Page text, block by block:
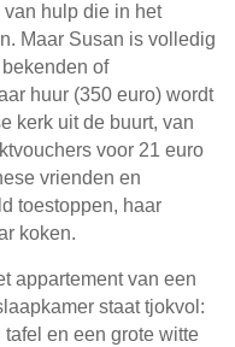
van hulp die in het
Maar Susan is volledig
of
huur (350 euro) wordt
kerk uit de buurt, van
voor 21 euro
vrienden en
toestoppen, haar
koken.
appartement van een
staat tjokvol:
en een grote witte